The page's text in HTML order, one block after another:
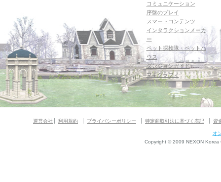
コミュニケーション
序盤のプレイ
スマートコンテンツ
インタラクションメーカ
ー
ペット探検隊・ペットハ
ウス
ダンジョンガイド
マギグラフィ
運営会社 利用規約 プライバシーポリシー 特定商取引法に基づく表記 資
オ
Copyright © 2009 NEXON Korea